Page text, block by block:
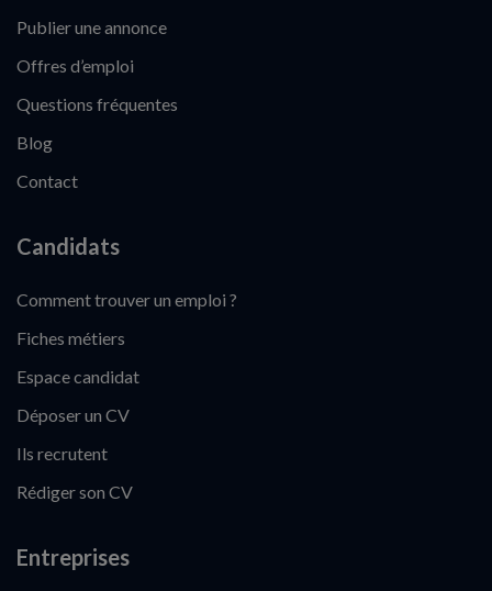
Publier une annonce
Offres d’emploi
Questions fréquentes
Blog
Contact
Candidats
Comment trouver un emploi ?
Fiches métiers
Espace candidat
Déposer un CV
Ils recrutent
Rédiger son CV
Entreprises